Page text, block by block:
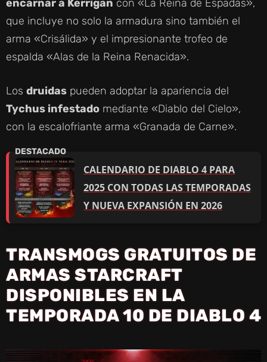
encarnar a Kerrigan con «La Reina de Espadas»,
que incluye no solo la armadura sino también el
arma «Crisálida» y el impresionante trofeo de
espalda «Alas de la Reina Renacida».
Los druidas pueden adoptar la apariencia del
Tychus infestado mediante «Diablo del Cielo»,
con la escalofriante arma «Granada de Carne».
CALENDARIO DE DIABLO 4 PARA
2025 CON TODAS LAS TEMPORADAS
Y NUEVA EXPANSIÓN EN 2026
TRANSMOGS GRATUITOS DE
ARMAS STARCRAFT
DISPONIBLES EN LA
TEMPORADA 10 DE DIABLO 4